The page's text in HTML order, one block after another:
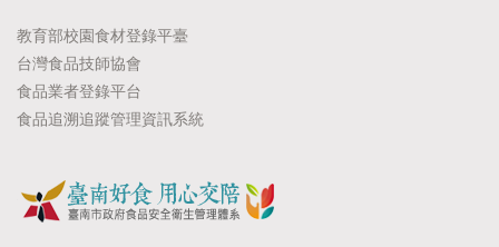
教育部校園食材登錄平臺
台灣食品技師協會
食品業者登錄平台
食品追溯追蹤管理資訊系統